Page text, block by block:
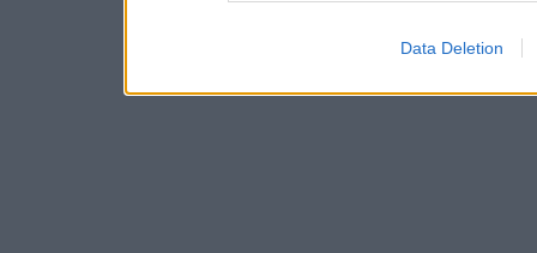
Data Deletion